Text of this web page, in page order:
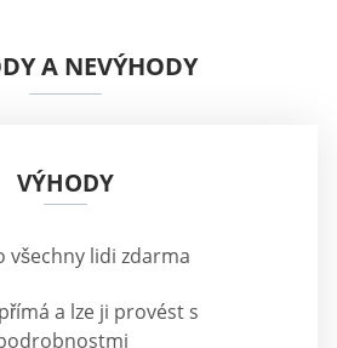
A NEVÝHODY
VÝHODY
všechny lidi zdarma
a lze ji provést s